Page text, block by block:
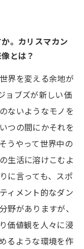
。カリスマカン
とは？
界を変える余地が
ョブズが新しい価
ないようなモノを
つの間にかそれを
うやって世界中の
生活に溶けこむよ
に言っても、スポ
ィメント的なダン
野がありますが、
価値観を人々に浸
るような環境を作